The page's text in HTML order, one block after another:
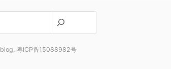
索
粤ICP备15088982号